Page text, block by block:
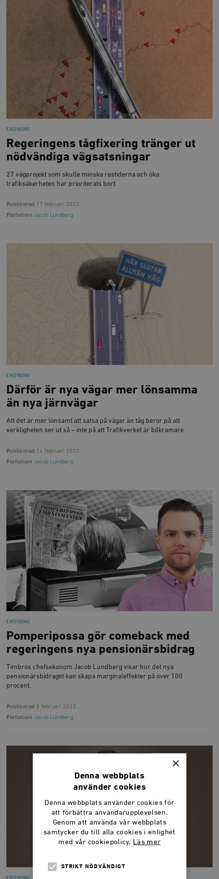
EKONOMI
Regeringens tågfixering tränger ut
nödvändiga vägsatsningar
27 vägprojekt som skulle minska restiderna och öka
trafiksäkerheten har prioriterats bort.
Publicerad 17 februari 2022
Författare Jacob Lundberg
EKONOMI
Därför är nya vägar mer lönsamma
än nya järnvägar
Att det är mer lönsamt att satsa på vägar än tåg beror på att
verkligheten ser ut så – inte på att Trafikverket är bilkramare.
Publicerad 14 februari 2022
Författare Jacob Lundberg
EKONOMI
Pomperipossa gör comeback med
regeringens nya pensionärsbidrag
Timbros chefsekonom Jacob Lundberg visar hur det nya
pensionärsbidraget kan skapa marginaleffekter på över 100
procent.
Publicerad 8 februari 2022
Författare Jacob Lundberg
EKONOMI
×
Denna webbplats
använder cookies
Denna webbplats använder cookies för
att förbättra användarupplevelsen.
Genom att använda vår webbplats
samtycker du till alla cookies i enlighet
med vår cookiepolicy. Läs mer
STRIKT NÖDVÄNDIGT